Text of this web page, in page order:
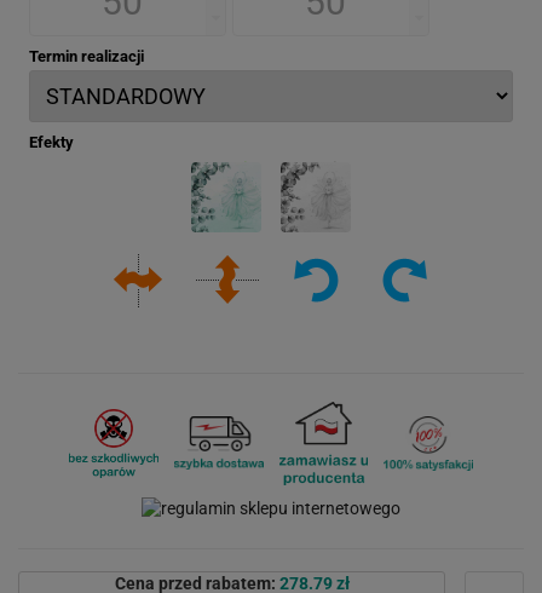
Termin realizacji
Efekty
Cena przed rabatem: 278.79 zł